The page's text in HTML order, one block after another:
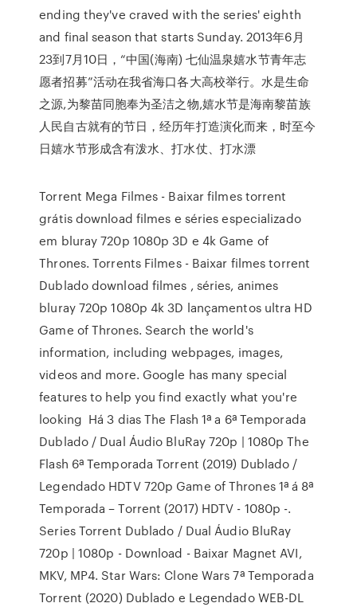
ending they've craved with the series' eighth
and final season that starts Sunday. 2013年6月
23到7月10日，“中国(海南) 七仙温泉嬉水节青年志
愿者招募”活动在我省海口各大高校举行。水是生命
之源,为黎苗同胞奉为圣洁之物,嬉水节是海南黎苗族
人民自古就有的节日，经历年打造演化而来，时至今
日嬉水节形成含有泼水、打水仗、打水漂
Torrent Mega Filmes - Baixar filmes torrent
grátis download filmes e séries especializado
em bluray 720p 1080p 3D e 4k Game of
Thrones. Torrents Filmes - Baixar filmes torrent
Dublado download filmes , séries, animes
bluray 720p 1080p 4k 3D lançamentos ultra HD
Game of Thrones. Search the world's
information, including webpages, images,
videos and more. Google has many special
features to help you find exactly what you're
looking Há 3 dias The Flash 1ª a 6ª Temporada
Dublado / Dual Áudio BluRay 720p | 1080p The
Flash 6ª Temporada Torrent (2019) Dublado /
Legendado HDTV 720p Game of Thrones 1ª á 8ª
Temporada – Torrent (2017) HDTV - 1080p -.
Series Torrent Dublado / Dual Áudio BluRay
720p | 1080p - Download - Baixar Magnet AVI,
MKV, MP4. Star Wars: Clone Wars 7ª Temporada
Torrent (2020) Dublado e Legendado WEB-DL